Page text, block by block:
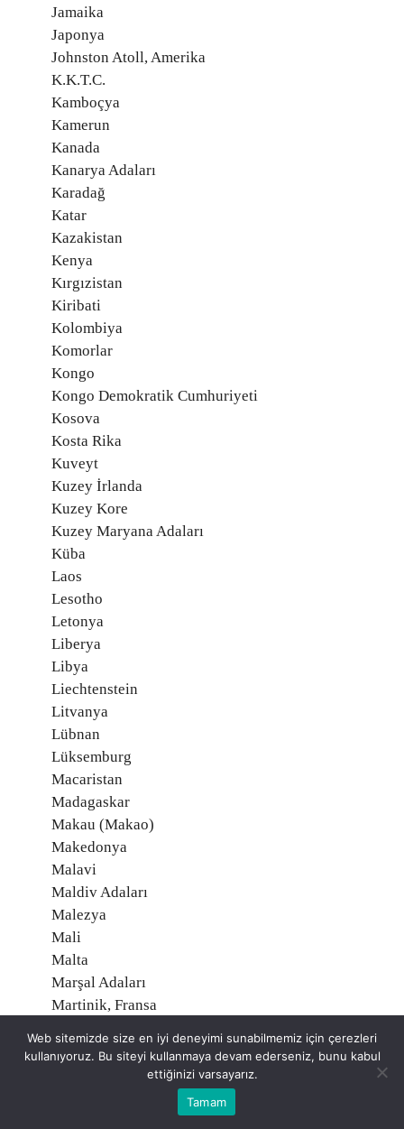
Jamaika
Japonya
Johnston Atoll, Amerika
K.K.T.C.
Kamboçya
Kamerun
Kanada
Kanarya Adaları
Karadağ
Katar
Kazakistan
Kenya
Kırgızistan
Kiribati
Kolombiya
Komorlar
Kongo
Kongo Demokratik Cumhuriyeti
Kosova
Kosta Rika
Kuveyt
Kuzey İrlanda
Kuzey Kore
Kuzey Maryana Adaları
Küba
Laos
Lesotho
Letonya
Liberya
Libya
Liechtenstein
Litvanya
Lübnan
Lüksemburg
Macaristan
Madagaskar
Makau (Makao)
Makedonya
Malavi
Maldiv Adaları
Malezya
Mali
Malta
Marşal Adaları
Martinik, Fransa
Mayotte, Fransa
Midway Adaları, Amerika
Web sitemizde size en iyi deneyimi sunabilmemiz için çerezleri
kullanıyoruz. Bu siteyi kullanmaya devam ederseniz, bunu kabul
ettiğinizi varsayarız.
Tamam